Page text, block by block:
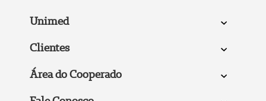
Unimed
Clientes
Área do Cooperado